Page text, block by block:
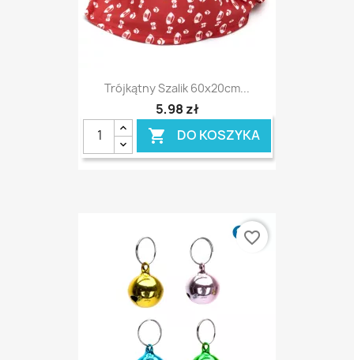
Trójkątny Szalik 60x20cm...
5,98 zł
 DO KOSZYKA
favorite_border